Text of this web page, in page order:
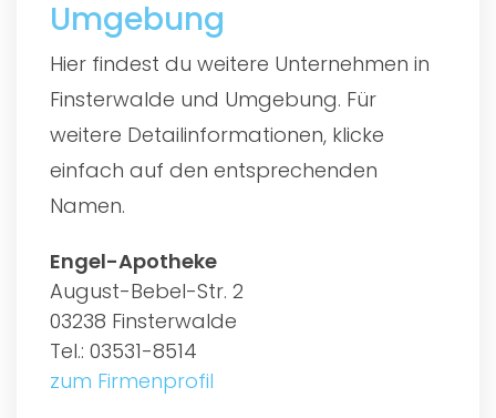
Umgebung
Hier findest du weitere Unternehmen in
Finsterwalde und Umgebung. Für
weitere Detailinformationen, klicke
einfach auf den entsprechenden
Namen.
Engel-Apotheke
August-Bebel-Str. 2
03238 Finsterwalde
Tel.: 03531-8514
zum Firmenprofil